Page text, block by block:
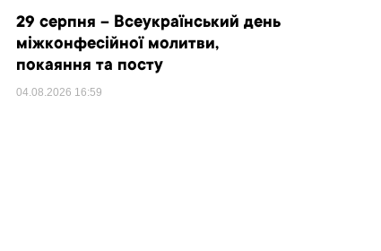
29 серпня – Всеукраїнський день
міжконфесійної молитви,
покаяння та посту
04.08.2026 16:59